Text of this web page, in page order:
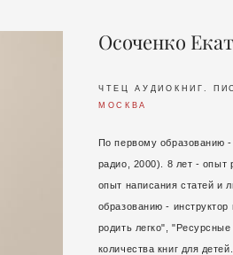
Осоченко
ЧТЕЦ АУДИОКНИГ.
МОСКВА
По первому образованию
радио, 2000). 8 лет - опыт
опыт написания статей и
образованию - инструктор
родить легко",
количества книг для